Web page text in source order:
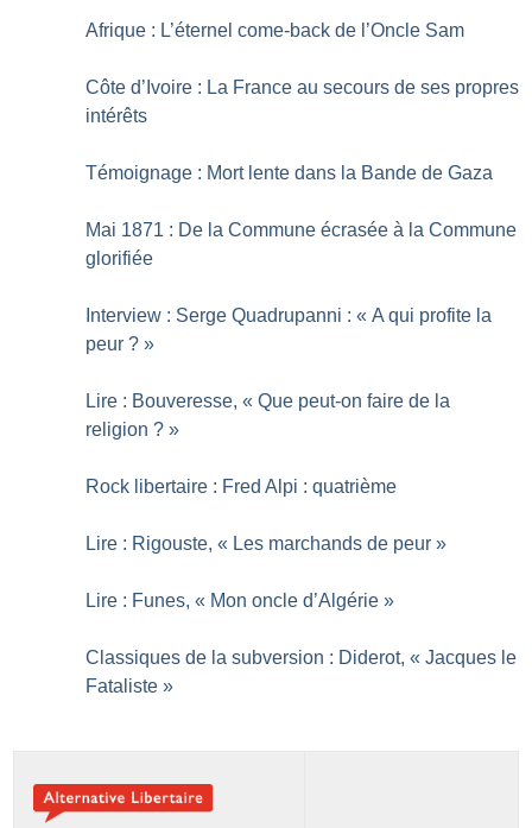
Afrique : L’éternel come-back de l’Oncle Sam
Côte d’Ivoire : La France au secours de ses propres
intérêts
Témoignage : Mort lente dans la Bande de Gaza
Mai 1871 : De la Commune écrasée à la Commune
glorifiée
Interview : Serge Quadrupanni : « A qui profite la
peur ? »
Lire : Bouveresse, « Que peut-on faire de la
religion ? »
Rock libertaire : Fred Alpi : quatrième
Lire : Rigouste, « Les marchands de peur »
Lire : Funes, « Mon oncle d’Algérie »
Classiques de la subversion : Diderot, « Jacques le
Fataliste »